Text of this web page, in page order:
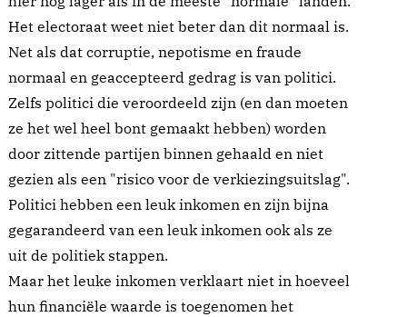
Het electoraat weet niet beter dan dit normaal is.
Net als dat corruptie, nepotisme en fraude
normaal en geaccepteerd gedrag is van politici.
Zelfs politici die veroordeeld zijn (en dan moeten
ze het wel heel bont gemaakt hebben) worden
door zittende partijen binnen gehaald en niet
gezien als een "risico voor de verkiezingsuitslag".
Politici hebben een leuk inkomen en zijn bijna
gegarandeerd van een leuk inkomen ook als ze
uit de politiek stappen.
Maar het leuke inkomen verklaart niet in hoeveel
hun financiële waarde is toegenomen het